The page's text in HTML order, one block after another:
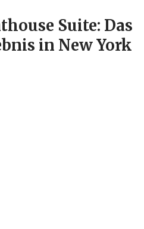
Suite: Das
in New York